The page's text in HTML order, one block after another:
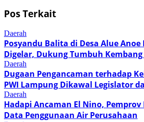
Pos Terkait
Daerah
Posyandu Balita di Desa Alue
Digelar, Dukung Tumbuh
Daerah
Dugaan Pengancaman terhadap
PWI Lampung Dikawal Legislator
Daerah
Hadapi Ancaman El Nino,
Data Penggunaan Air Perusahaan